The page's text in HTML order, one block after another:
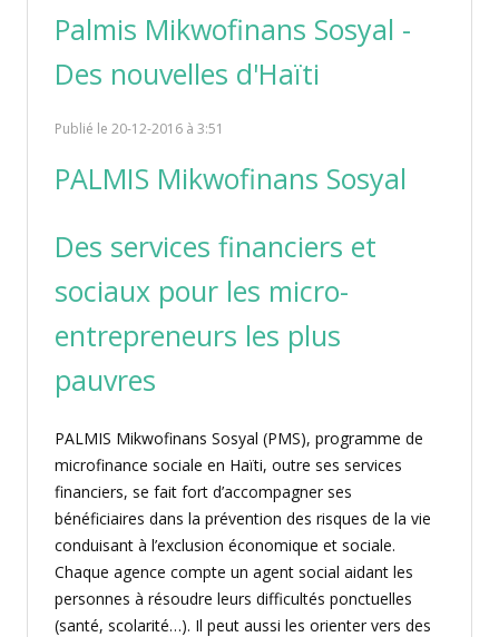
Palmis Mikwofinans Sosyal -
Des nouvelles d'Haïti
Publié le 20-12-2016 à 3:51
PALMIS Mikwofinans Sosyal
Des services financiers et
sociaux pour les micro-
entrepreneurs les plus
pauvres
PALMIS Mikwofinans Sosyal (PMS), programme de
microfinance sociale en Haïti, outre ses services
financiers, se fait fort d’accompagner ses
bénéficiaires dans la prévention des risques de la vie
conduisant à l’exclusion économique et sociale.
Chaque agence compte un agent social aidant les
personnes à résoudre leurs difficultés ponctuelles
(santé, scolarité…). Il peut aussi les orienter vers des